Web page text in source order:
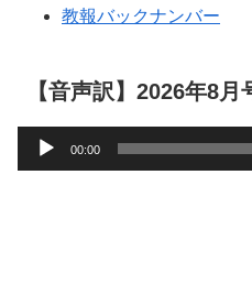
教報バックナンバー
【音声訳】2026年8月
声
00:00